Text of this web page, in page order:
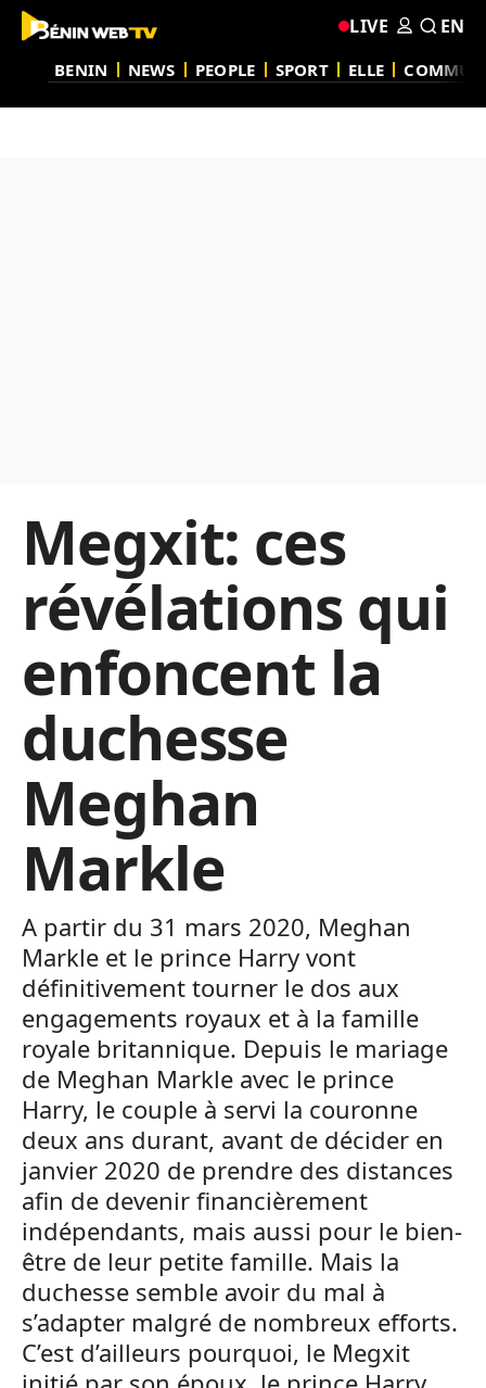
BENIN NEWS PEOPLE SPORT ELLE
LIVE EN
Megxit: ces
révélations qui
enfoncent la
duchesse
Meghan
Markle
A partir du 31 mars 2020, Meghan
Markle et le prince Harry vont
définitivement tourner le dos aux
engagements royaux et à la famille
royale britannique. Depuis le mariage
de Meghan Markle avec le prince
Harry, le couple à servi la couronne
deux ans durant, avant de décider en
janvier 2020 de prendre des distances
afin de devenir financièrement
indépendants, mais aussi pour le bien-
être de leur petite famille. Mais la
duchesse semble avoir du mal à
s’adapter malgré de nombreux efforts.
C’est d’ailleurs pourquoi, le Megxit